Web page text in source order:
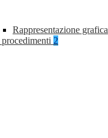
Rappresentazione grafica
2